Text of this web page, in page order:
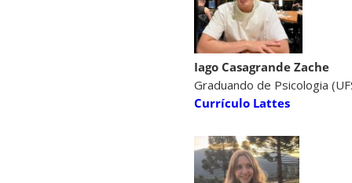
Iago Casagrande Zache
Graduando de Psicologia
Currículo Lattes